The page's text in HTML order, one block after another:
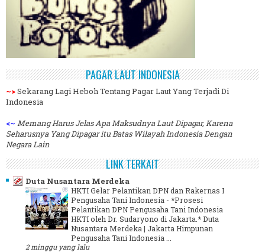
PAGAR LAUT INDONESIA
~>Sekarang Lagi Heboh Tentang Pagar Laut Yang Terjadi Di
Indonesia
<~ Memang Harus Jelas Apa Maksudnya Laut Dipagar, Karena
Seharusnya Yang Dipagar itu Batas Wilayah Indonesia Dengan
Negara Lain
LINK TERKAIT
Duta Nusantara Merdeka
HKTI Gelar Pelantikan DPN dan Rakernas I
Pengusaha Tani Indonesia - *Prosesi
Pelantikan DPN Pengusaha Tani Indonesia
HKTI oleh Dr. Sudaryono di Jakarta.* Duta
Nusantara Merdeka | Jakarta Himpunan
Pengusaha Tani Indonesia ...
2 minggu yang lalu